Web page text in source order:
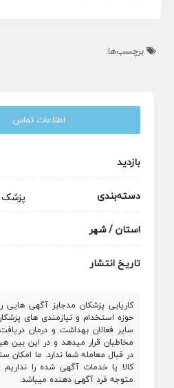
برچسب‌ها:
اطلاعات تماس
بازدید
دسته‌بندی
استان / شهر
تاریخ انتشار
کاریابی پزشکان مدجابز آگهی هایی
حوزه استخدام و نیازمندی های
سایر فعالان بهداشت و درمان
مخاطبان قرار میدهد و در این بین
در قبال معامله شما ندارد. ما
کالا یا خدمات آگهی شده را
متوجه فرد آگهی دهنده میباشد.